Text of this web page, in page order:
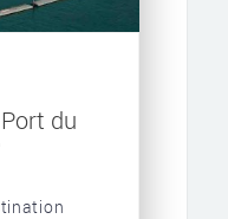
du